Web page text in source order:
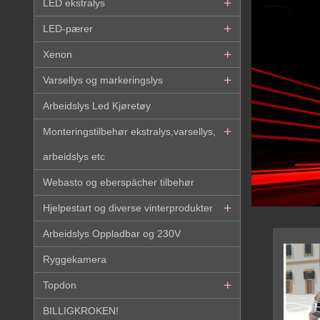
LED ekstralys
LED-pærer
Xenon
Varsellys og markeringslys
Arbeidslys Led Kjøretøy
Monteringstilbehør ekstralys,varsellys,
arbeidslys etc
Webasto og eberspächer tilbehør
Hjelpestart og diverse vinterprodukter
Arbeidslys Oppladbar og 230V
Ryggekamera
Topdon
BILLIGKROKEN!